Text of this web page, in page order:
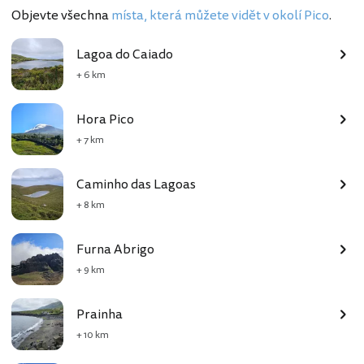
Objevte všechnamísta, která můžete vidět v okolí Pico.
Lagoa do Caiado
+ 6 km
Hora Pico
+ 7 km
Caminho das Lagoas
+ 8 km
Furna Abrigo
+ 9 km
Prainha
+ 10 km